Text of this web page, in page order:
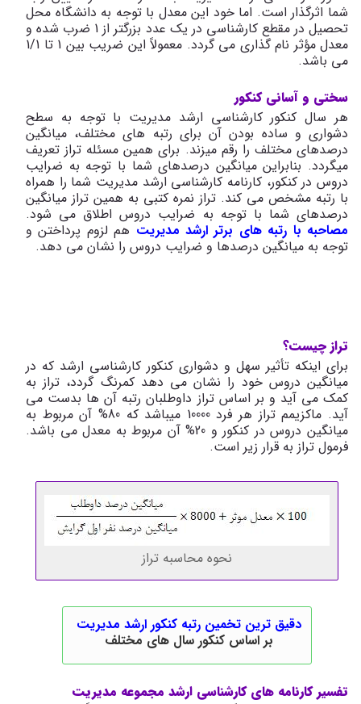
شما اثرگذار است. اما خود این معدل با توجه به دانشگاه محل
تحصیل در مقطع کارشناسی در یک عدد بزرگتر از 1 ضرب شده و
معدل مؤثر نام گذاری می گردد. معمولاً این ضریب بین 1 تا 1/1
می ­باشد.
سختی و آسانی کنکور
هر سال کنکور کارشناسی ارشد مدیریت با توجه به سطح
دشواری و ساده بودن آن برای رتبه های مختلف، میانگین
درصدهای مختلف را رقم می­زند. برای همین مسئله تراز تعریف
میگردد. بنابراین میانگین درصدهای شما با توجه به ضرایب
دروس در کنکور، کارنامه کارشناسی ارشد مدیریت شما را همراه
با رتبه مشخص می کند. تراز نمره کتبی به همین تراز میانگین
درصدهای شما با توجه به ضرایب دروس اطلاق می شود.
مصاحبه با رتبه های برتر ارشد مدیریت هم لزوم پرداختن و
توجه به میانگین درصدها و ضرایب دروس را نشان می دهد.
تراز چیست؟
برای اینکه تأثیر سهل و دشواری کنکور کارشناسی ارشد که در
میانگین دروس خود را نشان می ­دهد کمرنگ گردد، تراز به
کمک می­ آید و بر اساس تراز داوطلبان رتبه آن ها بدست می
آید. ماکزیمم تراز هر فرد 10000 می­باشد که 80% آن مربوط به
میانگین دروس در کنکور و 20% آن مربوط به معدل می ­باشد.
فرمول تراز به قرار زیر است.
نحوه محاسبه تراز
دقیق ترین تخمین رتبه کنکور ارشد مدیریت
بر اساس کنکور سال های مختلف
تفسیر کارنامه های کارشناسی ارشد مجموعه مدیریت